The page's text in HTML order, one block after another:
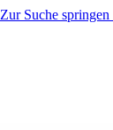
Zur Suche springen